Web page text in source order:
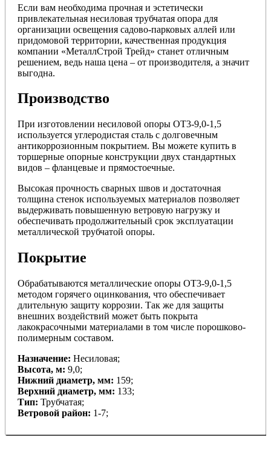
Если вам необходима прочная и эстетически
привлекательная несиловая трубчатая опора для
организации освещения садово-парковых аллей или
придомовой территории, качественная продукция
компании «МеталлСтрой Трейд» станет отличным
решением, ведь наша цена – от производителя, а значит
выгодна.
Производство
При изготовлении несиловой опоры ОТ3-9,0-1,5
используется углеродистая сталь с долговечным
антикоррозионным покрытием. Вы можете купить в
торшерные опорные конструкции двух стандартных
видов – фланцевые и прямостоечные.
Высокая прочность сварных швов и достаточная
толщина стенок используемых материалов позволяет
выдерживать повышенную ветровую нагрузку и
обеспечивать продолжительный срок эксплуатации
металлической трубчатой опоры.
Покрытие
Обрабатываются металлические опоры ОТ3-9,0-1,5
методом горячего оцинкования, что обеспечивает
длительную защиту коррозии. Так же для защиты
внешних воздействий может быть покрыта
лакокрасочными материалами в том числе порошково-
полимерным составом.
Назначение: Несиловая;
Высота, м: 9,0;
Нижний диаметр, мм: 159;
Верхний диаметр, мм: 133;
Тип: Трубчатая;
Ветровой район: 1-7;